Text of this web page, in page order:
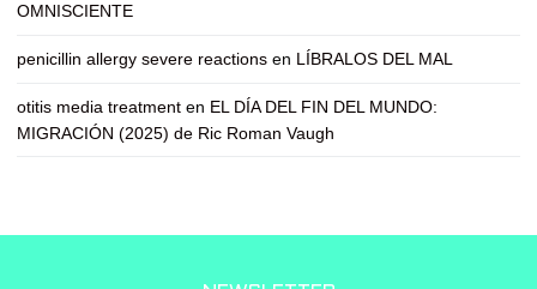
OMNISCIENTE
penicillin allergy severe reactions en LÍBRALOS DEL MAL
otitis media treatment en EL DÍA DEL FIN DEL MUNDO:
MIGRACIÓN (2025) de Ric Roman Vaugh